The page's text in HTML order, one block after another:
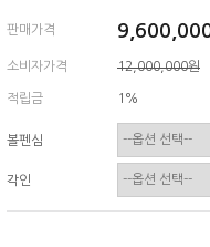
판매가격
소비자가격 12,000,000원
적립금 1%
볼펜심
각인